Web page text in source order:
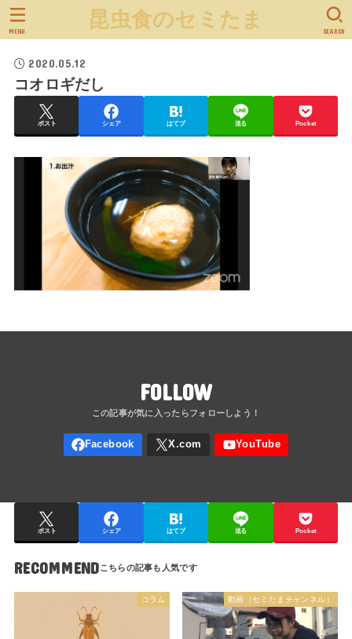
昆虫食のセミたま SEARCH
MENU
2020.05.12
コオロギだし
ポスト シェア はてブ 送る Pocket
FOLLOW
ポスト シェア はてブ 送る Pocket
RECOMMEND
コラム 動画（セミたまチャンネル）